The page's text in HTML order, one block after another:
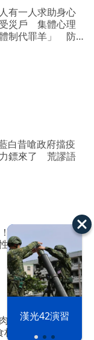
漢光42演習
有一人求助身心
災戶 集體心理
制代罪羊」 防
奈趨勢？耗竭殆
社工消失中
白昔嗆政府擋疫
鏢來了 荒謬語
藍委批：賴政
」呢
爆紅 陳隨意不
滷出一鍋香